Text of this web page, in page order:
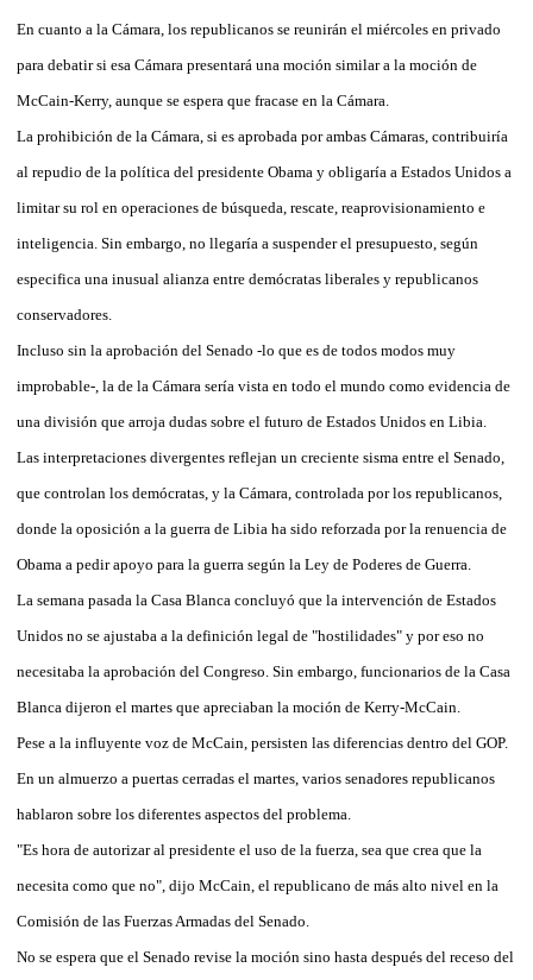
En cuanto a la Cámara, los republicanos se reunirán el miércoles en privado
para debatir si esa Cámara presentará una moción similar a la moción de
McCain-Kerry, aunque se espera que fracase en la Cámara.
La prohibición de la Cámara, si es aprobada por ambas Cámaras, contribuiría
al repudio de la política del presidente Obama y obligaría a Estados Unidos a
limitar su rol en operaciones de búsqueda, rescate, reaprovisionamiento e
inteligencia. Sin embargo, no llegaría a suspender el presupuesto, según
especifica una inusual alianza entre demócratas liberales y republicanos
conservadores.
Incluso sin la aprobación del Senado -lo que es de todos modos muy
improbable-, la de la Cámara sería vista en todo el mundo como evidencia de
una división que arroja dudas sobre el futuro de Estados Unidos en Libia.
Las interpretaciones divergentes reflejan un creciente sisma entre el Senado,
que controlan los demócratas, y la Cámara, controlada por los republicanos,
donde la oposición a la guerra de Libia ha sido reforzada por la renuencia de
Obama a pedir apoyo para la guerra según la Ley de Poderes de Guerra.
La semana pasada la Casa Blanca concluyó que la intervención de Estados
Unidos no se ajustaba a la definición legal de "hostilidades" y por eso no
necesitaba la aprobación del Congreso. Sin embargo, funcionarios de la Casa
Blanca dijeron el martes que apreciaban la moción de Kerry-McCain.
Pese a la influyente voz de McCain, persisten las diferencias dentro del GOP.
En un almuerzo a puertas cerradas el martes, varios senadores republicanos
hablaron sobre los diferentes aspectos del problema.
"Es hora de autorizar al presidente el uso de la fuerza, sea que crea que la
necesita como que no", dijo McCain, el republicano de más alto nivel en la
Comisión de las Fuerzas Armadas del Senado.
No se espera que el Senado revise la moción sino hasta después del receso del